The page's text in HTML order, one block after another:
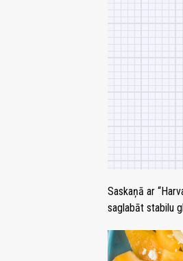
Saskaņā ar
saglabāt stabilu